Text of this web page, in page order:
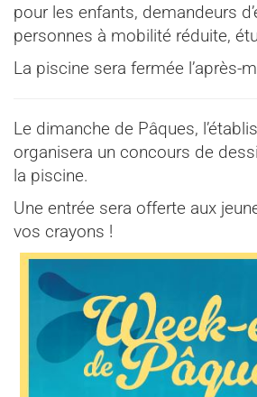
pour les enfants, demandeurs
personnes à mobilité réduite,
La piscine sera fermée l’après-
Le dimanche de Pâques,
organisera un concours de
la piscine.
Une entrée sera offerte aux
vos crayons !